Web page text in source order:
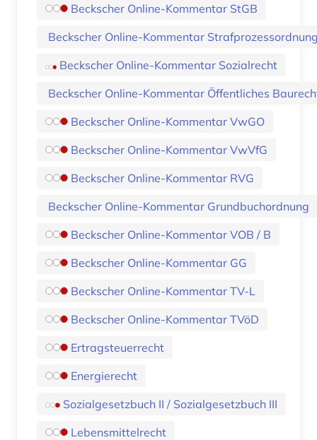
Beckscher Online-Kommentar StGB
Beckscher Online-Kommentar
Beckscher Online-Kommentar Sozialrecht
Beckscher Online-Kommentar Öffentliches
Beckscher Online-Kommentar VwGO
Beckscher Online-Kommentar VwVfG
Beckscher Online-Kommentar RVG
Beckscher Online-Kommentar Grundbuchordnung
Beckscher Online-Kommentar VOB / B
Beckscher Online-Kommentar GG
Beckscher Online-Kommentar TV-L
Beckscher Online-Kommentar TVöD
Ertragsteuerrecht
Energierecht
Sozialgesetzbuch II / Sozialgesetzbuch III
Lebensmittelrecht